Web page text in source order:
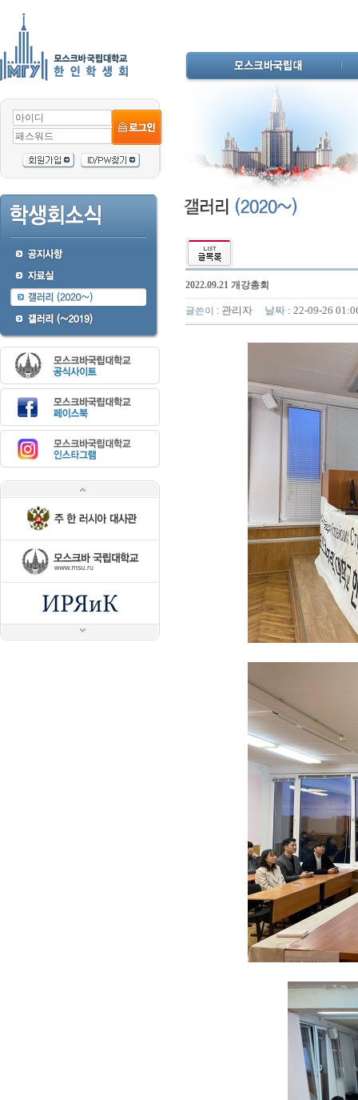
2022.09.21 개강총회
글쓴이 : 관리자 날짜 : 22-09-26